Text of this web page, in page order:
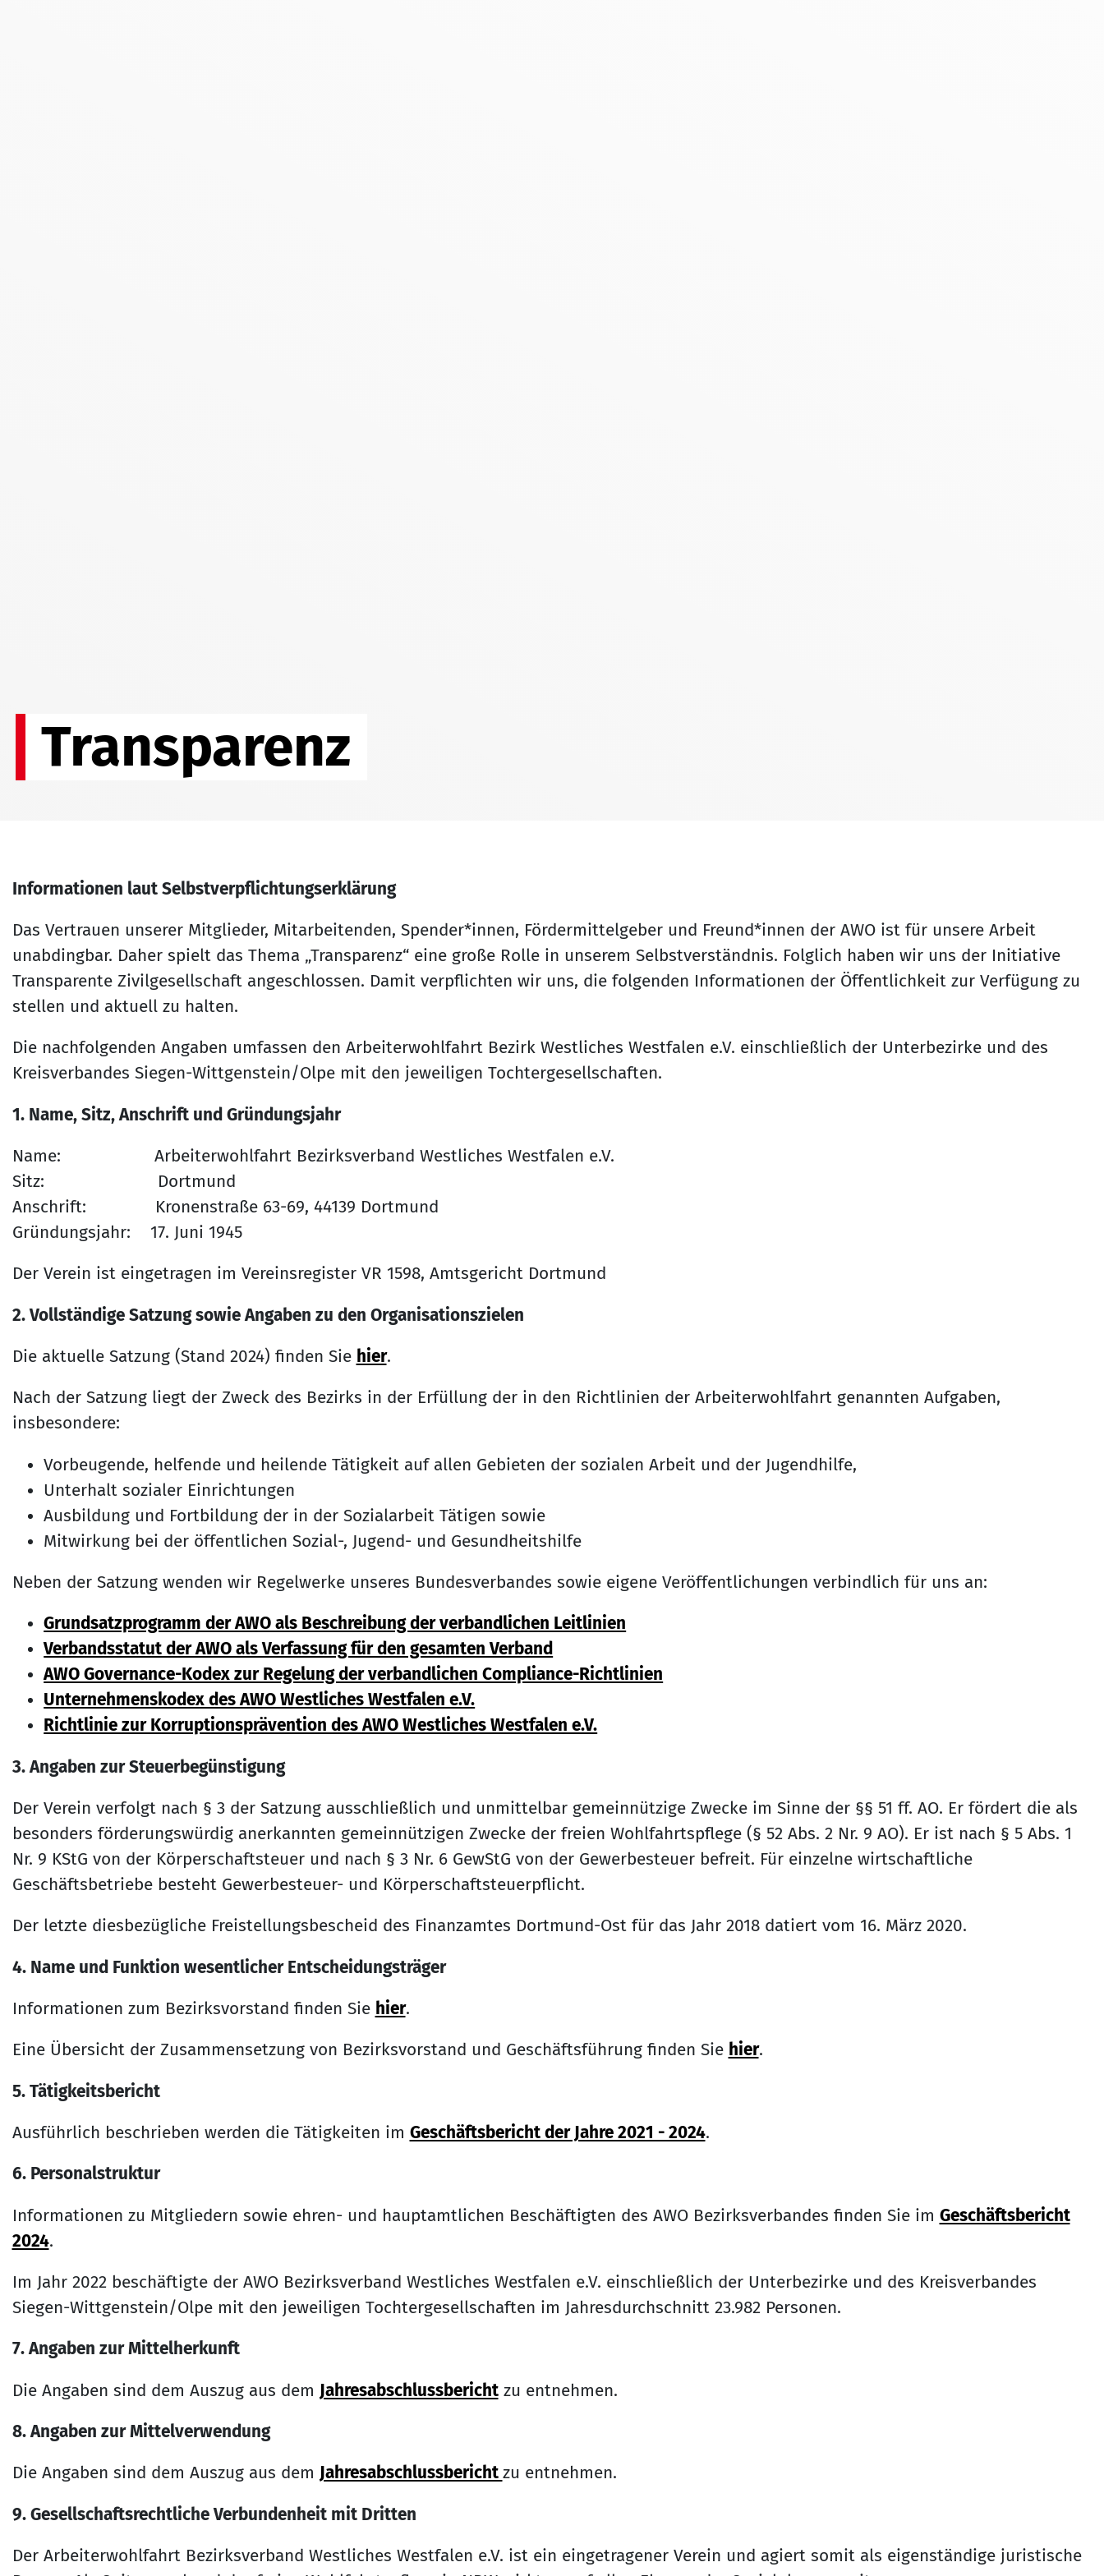
Transparenz
Informationen laut Selbstverpflichtungserklärung
Das Vertrauen unserer Mitglieder, Mitarbeitenden, Spender*innen, Fördermittelgeber und Freund*innen der AWO ist für unsere Arbeit
unabdingbar. Daher spielt das Thema „Transparenz“ eine große Rolle in unserem Selbstverständnis. Folglich haben wir uns der Initiative
Transparente Zivilgesellschaft angeschlossen. Damit verpflichten wir uns, die folgenden Informationen der Öffentlichkeit zur Verfügung zu
stellen und aktuell zu halten.
Die nachfolgenden Angaben umfassen den Arbeiterwohlfahrt Bezirk Westliches Westfalen e.V. einschließlich der Unterbezirke und des
Kreisverbandes Siegen-Wittgenstein/Olpe mit den jeweiligen Tochtergesellschaften.
1. Name, Sitz, Anschrift und Gründungsjahr
Name: Arbeiterwohlfahrt Bezirksverband Westliches Westfalen e.V.
Sitz: Dortmund
Anschrift: Kronenstraße 63-69, 44139 Dortmund
Gründungsjahr: 17. Juni 1945
Der Verein ist eingetragen im Vereinsregister VR 1598, Amtsgericht Dortmund
2. Vollständige Satzung sowie Angaben zu den Organisationszielen
Die aktuelle Satzung (Stand 2024) finden Sie hier.
Nach der Satzung liegt der Zweck des Bezirks in der Erfüllung der in den Richtlinien der Arbeiterwohlfahrt genannten Aufgaben,
insbesondere:
Vorbeugende, helfende und heilende Tätigkeit auf allen Gebieten der sozialen Arbeit und der Jugendhilfe,
Unterhalt sozialer Einrichtungen
Ausbildung und Fortbildung der in der Sozialarbeit Tätigen sowie
Mitwirkung bei der öffentlichen Sozial-, Jugend- und Gesundheitshilfe
Neben der Satzung wenden wir Regelwerke unseres Bundesverbandes sowie eigene Veröffentlichungen verbindlich für uns an:
Grundsatzprogramm der AWO als Beschreibung der verbandlichen Leitlinien
Verbandsstatut der AWO als Verfassung für den gesamten Verband
AWO Governance-Kodex zur Regelung der verbandlichen Compliance-Richtlinien
Unternehmenskodex des AWO Westliches Westfalen e.V.
Richtlinie zur Korruptionsprävention des AWO Westliches Westfalen e.V.
3. Angaben zur Steuerbegünstigung
Der Verein verfolgt nach § 3 der Satzung ausschließlich und unmittelbar gemeinnützige Zwecke im Sinne der §§ 51 ff. AO. Er fördert die als
besonders förderungswürdig anerkannten gemeinnützigen Zwecke der freien Wohlfahrtspflege (§ 52 Abs. 2 Nr. 9 AO). Er ist nach § 5 Abs. 1
Nr. 9 KStG von der Körperschaftsteuer und nach § 3 Nr. 6 GewStG von der Gewerbesteuer befreit. Für einzelne wirtschaftliche
Geschäftsbetriebe besteht Gewerbesteuer- und Körperschaftsteuerpflicht.
Der letzte diesbezügliche Freistellungsbescheid des Finanzamtes Dortmund-Ost für das Jahr 2018 datiert vom 16. März 2020.
4. Name und Funktion wesentlicher Entscheidungsträger
Informationen zum Bezirksvorstand finden Sie hier.
Eine Übersicht der Zusammensetzung von Bezirksvorstand und Geschäftsführung finden Sie hier.
5. Tätigkeitsbericht
Ausführlich beschrieben werden die Tätigkeiten im Geschäftsbericht der Jahre 2021 - 2024.
6. Personalstruktur
Informationen zu Mitgliedern sowie ehren- und hauptamtlichen Beschäftigten des AWO Bezirksverbandes finden Sie im Geschäftsbericht
2024.
Im Jahr 2022 beschäftigte der AWO Bezirksverband Westliches Westfalen e.V. einschließlich der Unterbezirke und des Kreisverbandes
Siegen-Wittgenstein/Olpe mit den jeweiligen Tochtergesellschaften im Jahresdurchschnitt 23.982 Personen.
7. Angaben zur Mittelherkunft
Die Angaben sind dem Auszug aus dem Jahresabschlussberichtzu entnehmen.
8. Angaben zur Mittelverwendung
Die Angaben sind dem Auszug aus dem Jahresabschlussbericht zu entnehmen.
9. Gesellschaftsrechtliche Verbundenheit mit Dritten
Der Arbeiterwohlfahrt Bezirksverband Westliches Westfalen e.V. ist ein eingetragener Verein und agiert somit als eigenständige juristische